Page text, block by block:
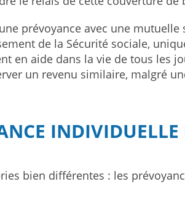
prévoyance avec une mutuelle
de la Sécurité sociale,
en aide dans la vie de tous les
un revenu similaire, malgré
INDIVIDUELLE
bien différentes : les